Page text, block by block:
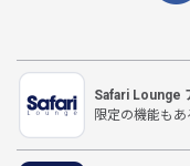
Safari Lounge
限定の機能も